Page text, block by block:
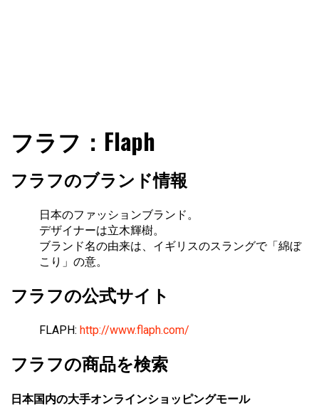
ファショコン通信
ッションとモードを分析するファッション情報サイトです
フラフ：Flaph
フラフのブランド情報
日本のファッションブランド。
デザイナーは立木輝樹。
ブランド名の由来は、イギリスのスラングで「綿ぼ
こり」の意。
フラフの公式サイト
FLAPH: http://www.flaph.com/
フラフの商品を検索
日本国内の大手オンラインショッピングモール